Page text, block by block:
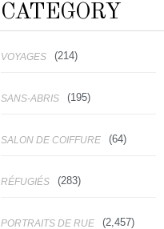
CATEGORY
VOYAGES (214)
SANS-ABRIS (195)
SALON DE COIFFURE (64)
RÉFUGIÉS (283)
PORTRAITS DE RUE (2,457)